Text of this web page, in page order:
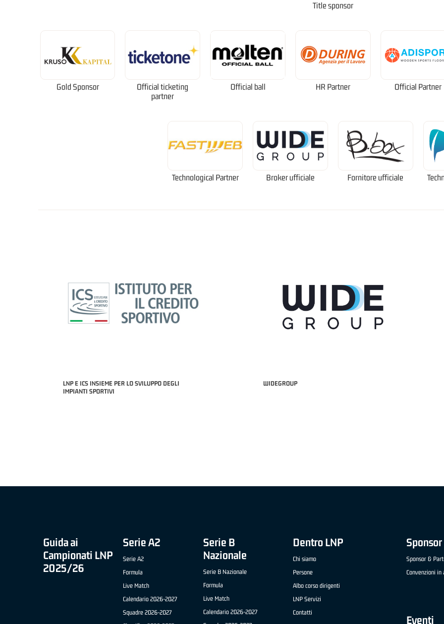
Title sponsor
Gold Sponsor
Official ticketing
partner
Official ball HR Partner Official Partner
Technological Partner Broker ufficiale Fornitore ufficiale
LNP E ICS INSIEME PER LO SVILUPPO DEGLI
IMPIANTI SPORTIVI
WIDEGROUP
Guida ai
Campionati LNP
2025/26
Serie A2
Serie A2
Formula
Live Match
Calendario 2026-2027
Squadre 2026-2027
Serie B
Nazionale
Serie B Nazionale
Formula
Live Match
Calendario 2026-2027
Dentro LNP
Chi siamo
Persone
Albo corso dirigenti
LNP Servizi
Contatti
Sponsor &
Convenzioni in
Eventi